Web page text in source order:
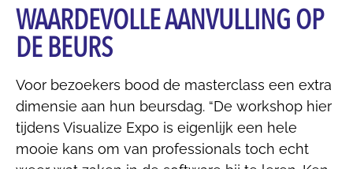
WAARDEVOLLE AANVULLING OP
DE BEURS
Voor bezoekers bood de masterclass een extra
dimensie aan hun beursdag. “De workshop hier
tijdens Visualize Expo is eigenlijk een hele
mooie kans om van professionals toch echt